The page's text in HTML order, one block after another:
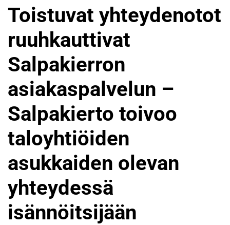
Toistuvat yhteydenotot
ruuhkauttivat
Salpakierron
asiakaspalvelun –
Salpakierto toivoo
taloyhtiöiden
asukkaiden olevan
yhteydessä
isännöitsijään